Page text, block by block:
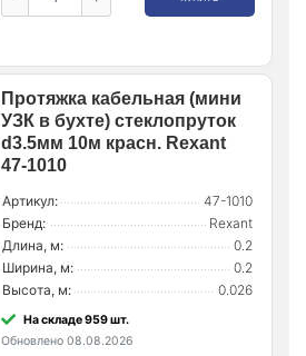
Протяжка кабельная (мини
УЗК в бухте) стеклопруток
d3.5мм 10м красн. Rexant
47-1010
Артикул:
47-1010
Бренд:
Rexant
Длина, м:
0.2
Ширина, м:
0.2
Высота, м:
0.026
На складе 959 шт.
Обновлено 08.08.2026